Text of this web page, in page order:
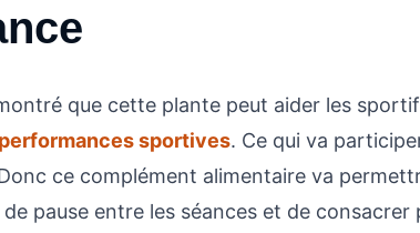
que cette plante peut aider les
performances sportives. Ce qui va
ce complément alimentaire va
pause entre les séances et de consacrer